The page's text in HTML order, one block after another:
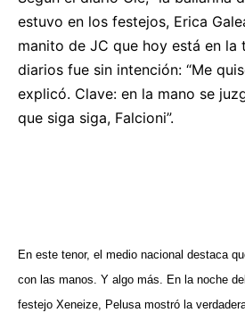
estuvo en los festejos, Erica
manito de JC que hoy está en
diarios fue sin intención: “Me
explicó. Clave: en la mano se
que siga siga, Falcioni”.
En este tenor, el medio nacional destaca
con las manos. Y algo más. En la noche
festejo Xeneize, Pelusa mostró la